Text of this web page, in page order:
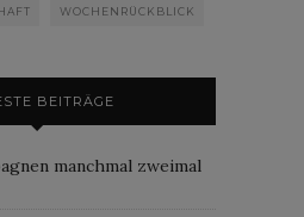
WOCHENRÜCKBLICK
BEITRÄGE
manchmal zweimal